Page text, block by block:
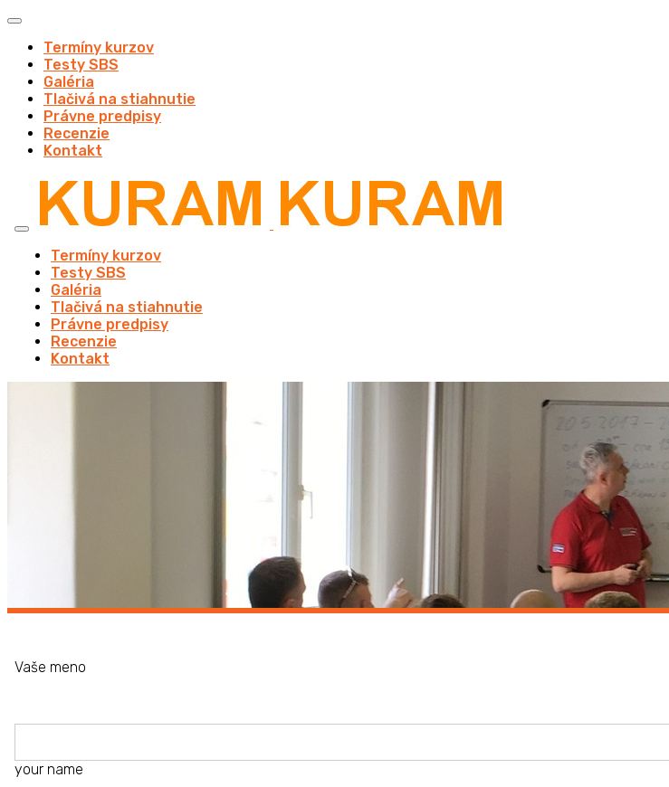
Termíny kurzov
Testy SBS
Galéria
Tlačivá na stiahnutie
Právne predpisy
Recenzie
Kontakt
Termíny kurzov
Testy SBS
Galéria
Tlačivá na stiahnutie
Právne predpisy
Recenzie
Kontakt
Vaše meno
your name